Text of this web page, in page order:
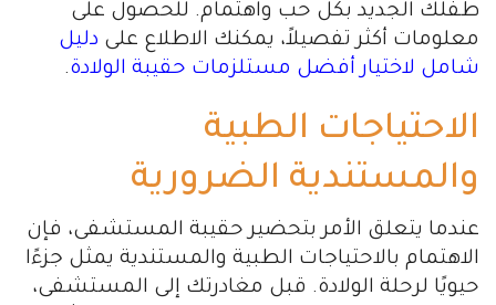
طفلك الجديد بكل حب واهتمام. للحصول على
معلومات أكثر تفصيلاً، يمكنك الاطلاع على دليل
شامل لاختيار أفضل مستلزمات حقيبة الولادة.
الاحتياجات الطبية
والمستندية الضرورية
عندما يتعلق الأمر بتحضير حقيبة المستشفى، فإن
الاهتمام بالاحتياجات الطبية والمستندية يمثل جزءًا
حيويًا لرحلة الولادة. قبل مغادرتك إلى المستشفى،